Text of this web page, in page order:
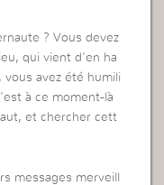
? Vous devez
qui vient d’en ha
avez été humili
à ce moment-là
et chercher cett
messages merveill